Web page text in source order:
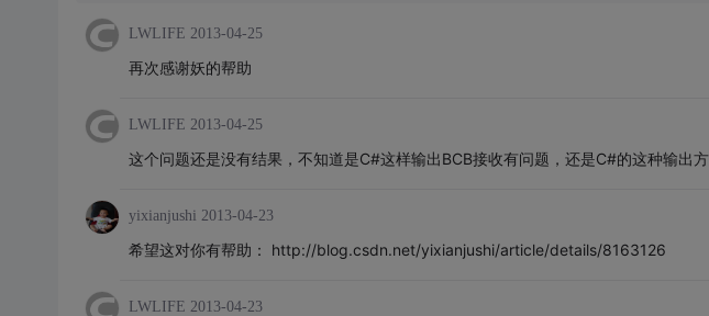
LWLIFE 2013-04-25
再次感谢妖的帮助
LWLIFE 2013-04-25
这个问题还是没有结果，不知道是C#这样输出BCB接收有问题，还是C#的这种输出
yixianjushi 2013-04-23
希望这对你有帮助： http://blog.csdn.net/yixianjushi/article/details/8163126
LWLIFE 2013-04-23